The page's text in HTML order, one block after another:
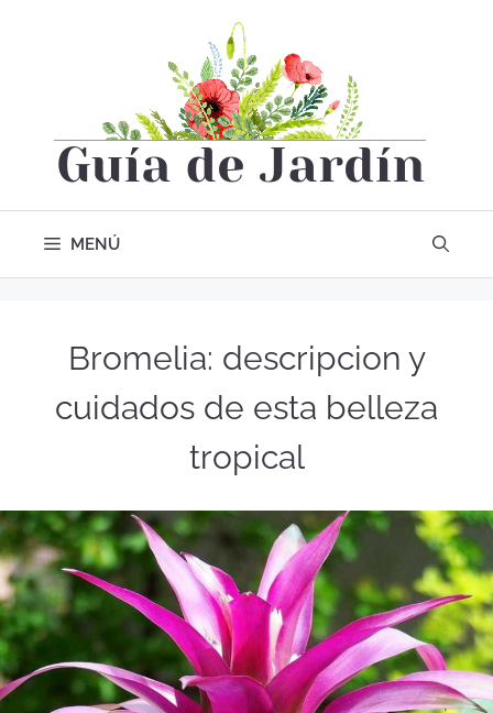
MENÚ
Bromelia: descripcion y
cuidados de esta belleza
tropical